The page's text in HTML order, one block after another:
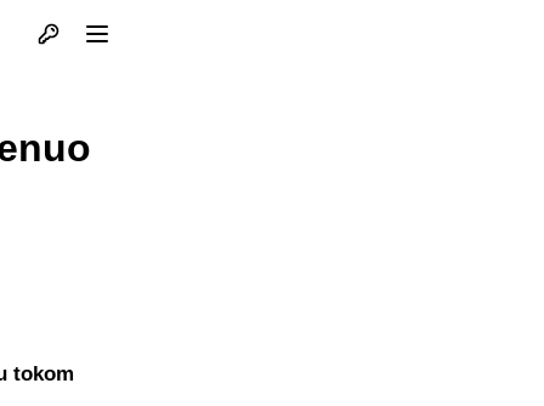
Otvori profil
tokom